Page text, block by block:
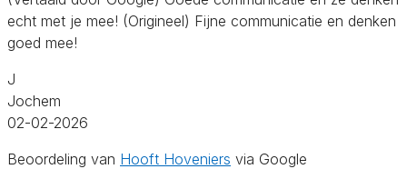
echt met je mee! (Origineel) Fijne communicatie en denken
goed mee!
J
Jochem
02-02-2026
Beoordeling van Hooft Hoveniers via Google